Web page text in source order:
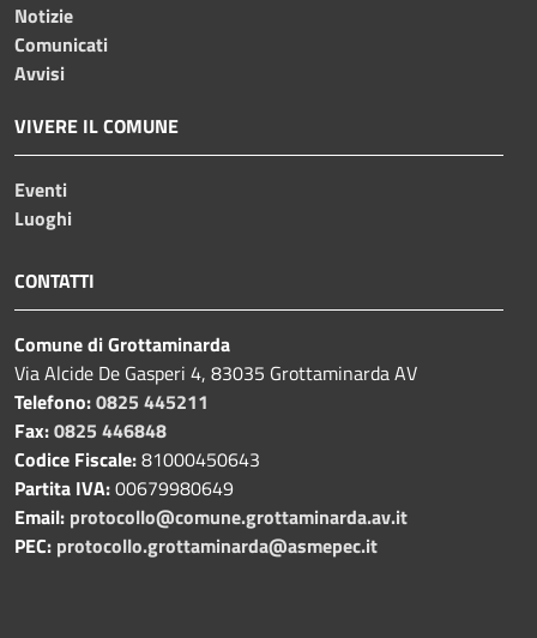
Notizie
Comunicati
Avvisi
VIVERE IL COMUNE
Eventi
Luoghi
CONTATTI
Comune di Grottaminarda
Via Alcide De Gasperi 4, 83035 Grottaminarda AV
Telefono:0825 445211
Fax:0825 446848
Codice Fiscale:81000450643
Partita IVA:00679980649
Email: protocollo@comune.grottaminarda.av.it
PEC: protocollo.grottaminarda@asmepec.it